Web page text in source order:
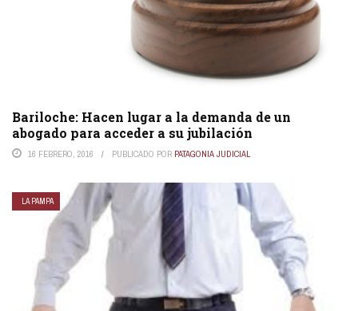
Bariloche: Hacen lugar a la demanda de un
abogado para acceder a su jubilación
16 FEBRERO, 2016 PUBLICADO POR PATAGONIA JUDICIAL
LA PAMPA